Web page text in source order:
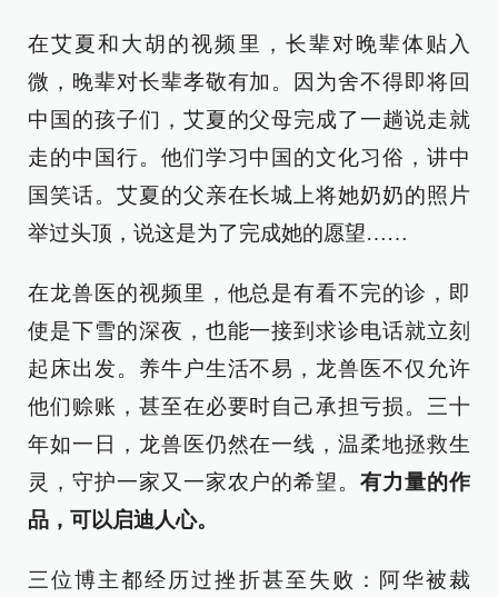
在艾夏和大胡的视频里，长辈对晚辈体贴入
微，晚辈对长辈孝敬有加。因为舍不得即将回
中国的孩子们，艾夏的父母完成了一趟说走就
走的中国行。他们学习中国的文化习俗，讲中
国笑话。艾夏的父亲在长城上将她奶奶的照片
举过头顶，说这是为了完成她的愿望……
在龙兽医的视频里，他总是有看不完的诊，即
使是下雪的深夜，也能一接到求诊电话就立刻
起床出发。养牛户生活不易，龙兽医不仅允许
他们赊账，甚至在必要时自己承担亏损。三十
年如一日，龙兽医仍然在一线，温柔地拯救生
灵，守护一家又一家农户的希望。有力量的作
品，可以启迪人心。
三位博主都经历过挫折甚至失败：阿华被裁